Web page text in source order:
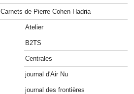
Carnets de Pierre Cohen-Hadria
Atelier
B2TS
Centrales
journal d'Air Nu
journal des frontières